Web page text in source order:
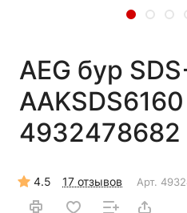
AEG бур
AAKSDS6160
4932478682
4.5 17 отзывов Арт.